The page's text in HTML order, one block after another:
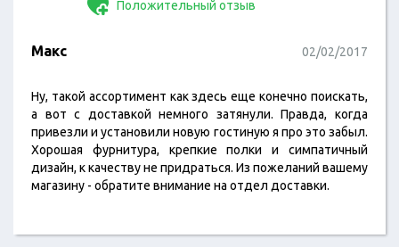
Положительный отзыв
Макс 02/02/2017
Ну, такой ассортимент как здесь еще конечно поискать,
а вот с доставкой немного затянули. Правда, когда
привезли и установили новую гостиную я про это забыл.
Хорошая фурнитура, крепкие полки и симпатичный
дизайн, к качеству не придраться. Из пожеланий вашему
магазину - обратите внимание на отдел доставки.